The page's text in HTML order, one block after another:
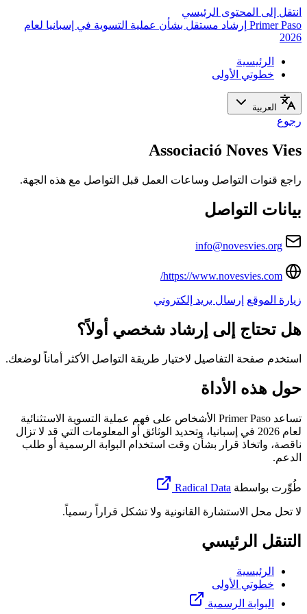
انتقل إلى المحتوى الرئيسي
Primer Paso إرشاد مستقل بشأن عملية التسوية في إسبانيا لعام
2026
الرئيسية
خطوتي الأولى
العربية
رجوع
Associació Noves Vies
راجع قنوات التواصل وساعات العمل قبل التواصل مع هذه الجهة.
بيانات التواصل
info@novesvies.org
https://www.novesvies.com/
زيارة الموقع إرسال بريد إلكتروني
هل تحتاج إلى إرشاد شخصي أولاً؟
استخدم صفحة التفاصيل لاختيار طريقة التواصل الأكثر أماناً لوضعك.
حول هذه الأداة
تساعد Primer Paso الأشخاص على فهم عملية التسوية الاستثنائية
لعام 2026 في إسبانيا، وتحديد الوثائق أو المعلومات التي قد لا تزال
ناقصة، واتخاذ قرار بشأن وقت استخدام البوابة الرسمية أو طلب
الدعم.
طُوِّرت بواسطة Radical Data
لا تحل محل الاستشارة القانونية ولا تشكل قراراً رسمياً.
التنقل الرئيسي
الرئيسية
خطوتي الأولى
البوابة الرسمية